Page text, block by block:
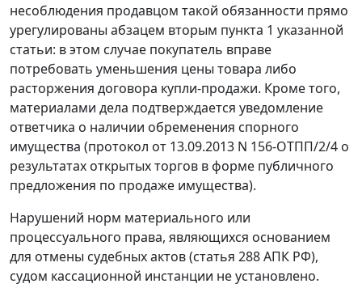
несоблюдения продавцом такой обязанности прямо
урегулированы абзацем вторым пункта 1 указанной
статьи: в этом случае покупатель вправе
потребовать уменьшения цены товара либо
расторжения договора купли-продажи. Кроме того,
материалами дела подтверждается уведомление
ответчика о наличии обременения спорного
имущества (протокол от 13.09.2013 N 156-ОТПП/2/4 о
результатах открытых торгов в форме публичного
предложения по продаже имущества).
Нарушений норм материального или
процессуального права, являющихся основанием
для отмены судебных актов (статья 288 АПК РФ),
судом кассационной инстанции не установлено.